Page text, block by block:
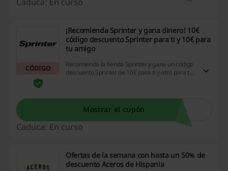
CÓDIGO
¡Recomienda Sprinter y gana dinero! 10€
código descuento Sprinter para ti y 10€ para
tu amigo
Recomienda la tienda Sprinter y gana un código
descuento Sprinter de 10€ para ti y otro para tu
Mostrar el cupón
Caduca: En curso
Ofertas de la semana con hasta un 50% de
descuento Aceros de Hispania